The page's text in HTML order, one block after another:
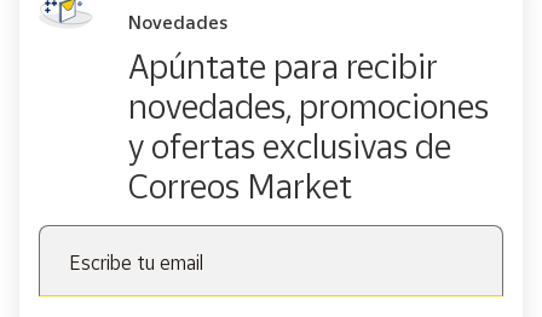
Novedades
Apúntate para recibir
novedades, promociones
y ofertas exclusivas de
Correos Market
Escribe tu email